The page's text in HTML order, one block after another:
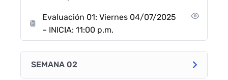
Evaluación 01: Viernes 04/07/2025
– INICIA: 11:00 p.m.
SEMANA 02